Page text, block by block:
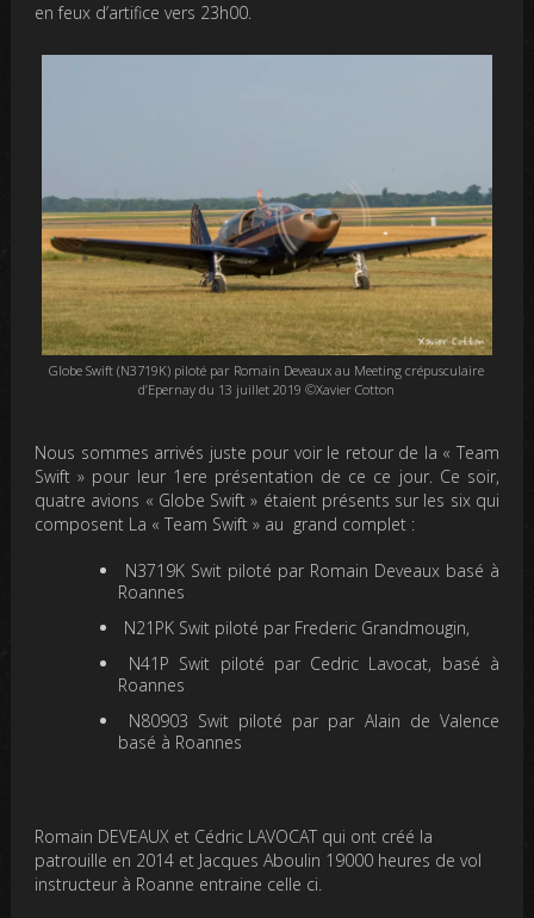
en feux d’artifice vers 23h00.
Globe Swift (N3719K) piloté par Romain Deveaux au Meeting crépusculaire
d’Epernay du 13 juillet 2019 ©Xavier Cotton
Nous sommes arrivés juste pour voir le retour de la « Team
Swift » pour leur 1ere présentation de ce ce jour. Ce soir,
quatre avions « Globe Swift » étaient présents sur les six qui
composent La « Team Swift » au grand complet :
N3719K Swit piloté par Romain Deveaux basé à
Roannes
N21PK Swit piloté par Frederic Grandmougin,
N41P Swit piloté par Cedric Lavocat, basé à
Roannes
N80903 Swit piloté par par Alain de Valence
basé à Roannes
Romain DEVEAUX et Cédric LAVOCAT qui ont créé la
patrouille en 2014 et Jacques Aboulin 19000 heures de vol
instructeur à Roanne entraine celle ci.